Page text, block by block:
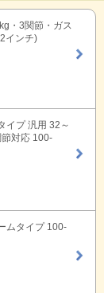
・3関節・ガス
インチ)
イプ 汎用 32～
対応 100-
ムタイプ 100-